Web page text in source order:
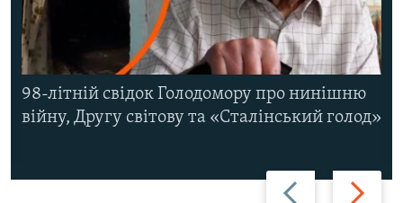
Назад Вперед
98-літній свідок Голодомору про нинішню
війну, Другу світову та «Сталінський голод»